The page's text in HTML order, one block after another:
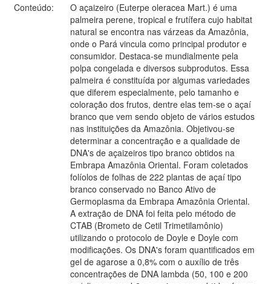
Conteúdo:
O açaizeiro (Euterpe oleracea Mart.) é uma
palmeira perene, tropical e frutífera cujo habitat
natural se encontra nas várzeas da Amazônia,
onde o Pará vincula como principal produtor e
consumidor. Destaca-se mundialmente pela
polpa congelada e diversos subprodutos. Essa
palmeira é constituída por algumas variedades
que diferem especialmente, pelo tamanho e
coloração dos frutos, dentre elas tem-se o açaí
branco que vem sendo objeto de vários estudos
nas instituições da Amazônia. Objetivou-se
determinar a concentração e a qualidade de
DNA's de açaizeiros tipo branco obtidos na
Embrapa Amazônia Oriental. Foram coletados
folíolos de folhas de 222 plantas de açaí tipo
branco conservado no Banco Ativo de
Germoplasma da Embrapa Amazônia Oriental.
A extração de DNA foi feita pelo método de
CTAB (Brometo de Cetil Trimetilamônio)
utilizando o protocolo de Doyle e Doyle com
modificações. Os DNA's foram quantificados em
gel de agarose a 0,8% com o auxílio de três
concentrações de DNA lambda (50, 100 e 200